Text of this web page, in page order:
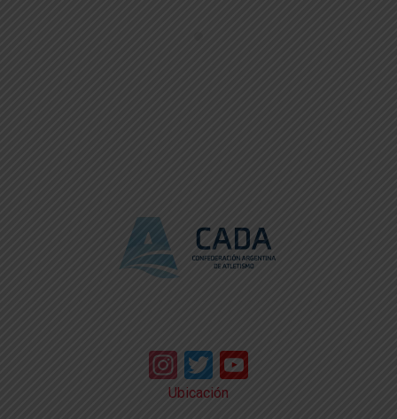
Instagram
Twitter
Ubicación